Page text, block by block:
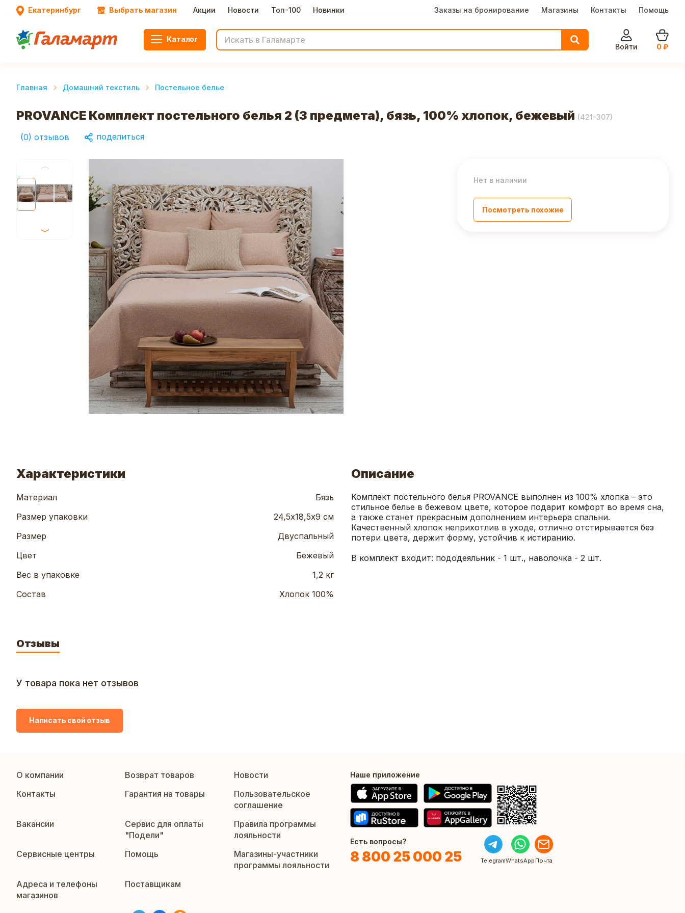
Екатеринбург Выбрать магазин Акции Новости Топ-100 Новинки Заказы на бронирование Магазины Контакты Помощь
Каталог
Войти
0 ₽
Главная Домашний текстиль Постельное белье
PROVANCE Комплект постельного белья 2 (3 предмета), бязь, 100% хлопок, бежевый (421-307)
(0) отзывов поделиться
Нет в наличии
Посмотреть похожие
Характеристики
Материал
Бязь
Размер упаковки
24,5х18,5х9 см
Размер
Двуспальный
Цвет
Бежевый
Вес в упаковке
1,2 кг
Состав
Хлопок 100%
Описание
Комплект постельного белья PROVANCE выполнен из 100% хлопка – это
стильное белье в бежевом цвете, которое подарит комфорт во время сна,
а также станет прекрасным дополнением интерьера спальни.
Качественный хлопок неприхотлив в уходе, отлично отстирывается без
В комплект входит: пододеяльник - 1 шт., наволочка - 2 шт.
Отзывы
У товара пока нет отзывов
Написать свой отзыв
О компании Возврат товаров
Новости
Контакты
Гарантия на товары
Пользовательское
соглашение
Вакансии
Сервис для оплаты
"Подели"
Правила программы
лояльности
Сервисные центры
Помощь
Магазины-участники
программы лояльности
Адреса и телефоны
магазинов
Поставщикам
Наше приложение
Есть вопросы?
8 800 25 000 25 TelegramWhatsApp Почта